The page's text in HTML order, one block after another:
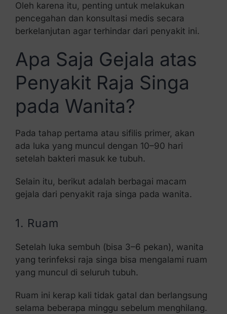
Oleh karena itu, penting untuk melakukan
pencegahan dan konsultasi medis secara
berkelanjutan agar terhindar dari penyakit ini.
Apa Saja Gejala atas
Penyakit Raja Singa
pada Wanita?
Pada tahap pertama atau sifilis primer, akan
ada luka yang muncul dengan 10–90 hari
setelah bakteri masuk ke tubuh.
Selain itu, berikut adalah berbagai macam
gejala dari penyakit raja singa pada wanita.
1. Ruam
Setelah luka sembuh (bisa 3–6 pekan), wanita
yang terinfeksi raja singa bisa mengalami ruam
yang muncul di seluruh tubuh.
Ruam ini kerap kali tidak gatal dan berlangsung
selama beberapa minggu sebelum menghilang.